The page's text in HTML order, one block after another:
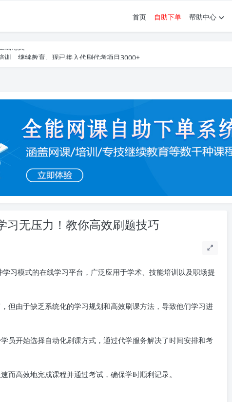
首页 自助下单 帮助中心
论文
训、继续教育。现已接入代刷代考项目3000+
训、继续教育。现已接入代刷代考项目3000+
习无压力！教你高效刷题技巧
学习模式的在线学习平台，广泛应用于学术、技能培训以及职场提
但由于缺乏系统化的学习规划和高效刷课方法，导致他们学习进
员开始选择自动化刷课方式，通过代学服务解决了时间安排和考
而高效地完成课程并通过考试，确保学时顺利记录。